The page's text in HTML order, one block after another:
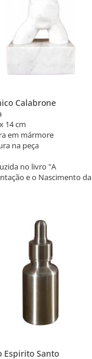
Calabrone
14 cm
em mármore
na peça
no livro "A
e o Nascimento da
Espirito Santo